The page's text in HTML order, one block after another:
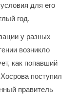
для его
год.
у разных
возникло
как попавший
поступил
правитель